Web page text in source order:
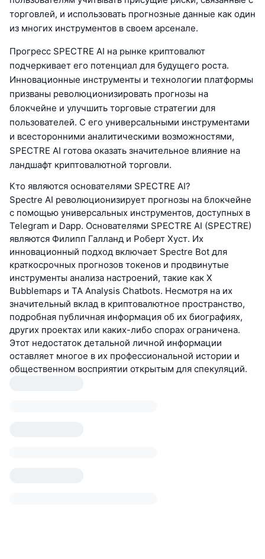
торговлей, и использовать прогнозные данные как один
из многих инструментов в своем арсенале.
Прогресс SPECTRE AI на рынке криптовалют
подчеркивает его потенциал для будущего роста.
Инновационные инструменты и технологии платформы
призваны революционизировать прогнозы на
блокчейне и улучшить торговые стратегии для
пользователей. С его универсальными инструментами
и всесторонними аналитическими возможностями,
SPECTRE AI готова оказать значительное влияние на
ландшафт криптовалютной торговли.
Кто являются основателями SPECTRE AI?
Spectre AI революционизирует прогнозы на блокчейне
с помощью универсальных инструментов, доступных в
Telegram и Dapp. Основателями SPECTRE AI (SPECTRE)
являются Филипп Галланд и Роберт Хуст. Их
инновационный подход включает Spectre Bot для
краткосрочных прогнозов токенов и продвинутые
инструменты анализа настроений, такие как X
Bubblemaps и TA Analysis Chatbots. Несмотря на их
значительный вклад в криптовалютное пространство,
подробная публичная информация об их биографиях,
других проектах или каких-либо спорах ограничена.
Этот недостаток детальной личной информации
оставляет многое в их профессиональной истории и
общественном восприятии открытым для спекуляций.